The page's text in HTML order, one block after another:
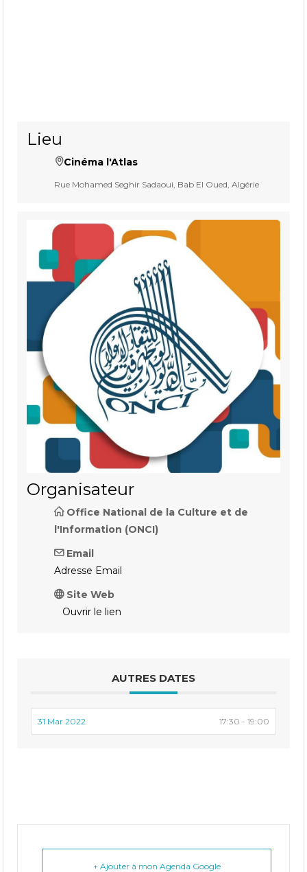
Lieu
Cinéma l'Atlas
Rue Mohamed Seghir Sadaoui, Bab El Oued, Algérie
Organisateur
Office National de la Culture et de
l'Information (ONCI)
Email
Adresse Email
Site Web
Ouvrir le lien
AUTRES DATES
31 Mar 2022 17:30 - 19:00
+ Ajouter à mon Agenda Google